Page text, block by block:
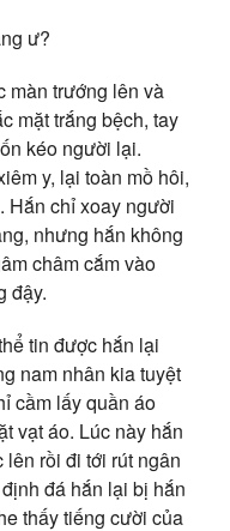
ư?
màn trướng lên và
mặt trắng bệch, tay
kéo người lại.
y, lại toàn mồ hôi,
Hắn chỉ xoay người
nhưng hắn không
châm cắm vào
đậy.
tin được hắn lại
nam nhân kia tuyệt
cầm lấy quần áo
vạt áo. Lúc này hắn
rồi đi tới rút ngân
đá hắn lại bị hắn
thấy tiếng cười của